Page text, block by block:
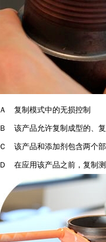
Ａ 复制模式中的无损控制
Ｂ 该产品允许复制成型的、
Ｃ 该产品和添加剂包含两个
Ｄ 在应用该产品之前，复制